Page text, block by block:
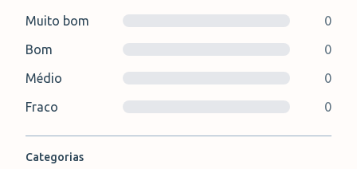
Muito bom
0
Bom
0
Médio
0
Fraco
0
Categorias